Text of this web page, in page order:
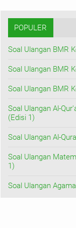
POPULER
Soal Ulangan BMR
Soal Ulangan BMR
Soal Ulangan BMR
Soal Ulangan Al-
(Edisi 1)
Soal Ulangan Al-
Soal Ulangan
1)
Soal Ulangan